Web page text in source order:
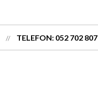
// TELEFON: 052 702 807